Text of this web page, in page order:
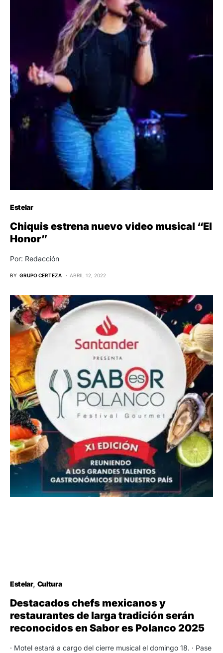
Estelar
Chiquis estrena nuevo video musical “El
Honor”
Por: Redacción
BY GRUPO CERTEZA ABRIL 12, 2022
Estelar Cultura
Destacados chefs mexicanos y
restaurantes de larga tradición serán
reconocidos en Sabor es Polanco 2025
· Motel estará a cargo del cierre musical el domingo 18. · Pase